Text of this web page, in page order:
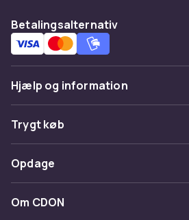
Betalingsalternativ
Hjælp og information
Ofte stillede spørgsmål
Spor pakke
Fortryd & returner her
Kontakt os
Trygt køb
Betaling
Levering
Opdage
Kategorier
Om CDON